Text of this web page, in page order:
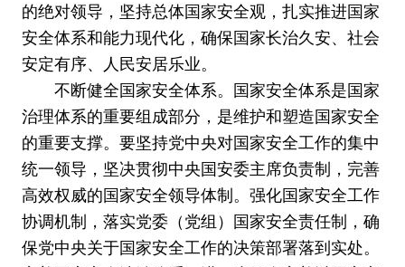
的绝对领导，坚持总体国家安全观，扎实推进国家
安全体系和能力现代化，确保国家长治久安、社会
安定有序、人民安居乐业。
不断健全国家安全体系。国家安全体系是国家
治理体系的重要组成部分，是维护和塑造国家安全
的重要支撑。要坚持党中央对国家安全工作的集中
统一领导，坚决贯彻中央国安委主席负责制，完善
高效权威的国家安全领导体制。强化国家安全工作
协调机制，落实党委（党组）国家安全责任制，确
保党中央关于国家安全工作的决策部署落到实处。